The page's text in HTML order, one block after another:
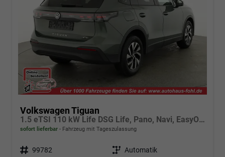
Volkswagen Tiguan
1.5 eTSI 110 kW Life DSG Life, Pano, Navi, EasyOpen, LED-Plus, 5 J.-Garantie
sofort lieferbar Fahrzeug mit Tageszulassung
Fahrzeugnr. 99782 Getriebe Automatik